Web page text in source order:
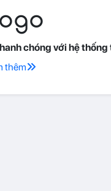
chóng với hệ
thêm